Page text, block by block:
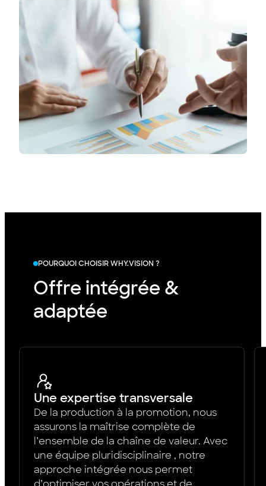
Social Ads (Facebook, Instagram,
LinkedIn, Twitter).
YouTube Ads
Bannières display sur des plateformes
Campagnes d’influence
Affichage publicitaire dans les centres
commerciaux
Affichage urbain (abribus, gares, métros)
Publicité télévisée et radio
Publicité dans les médias
POURQUOI CHOISIR WHY.VISION ?
Offre intégrée &
adaptée
Une expertise transversale
De la production à la promotion, nous
assurons la maîtrise complète de
l’ensemble de la chaîne de valeur. Avec
une équipe pluridisciplinaire , notre
approche intégrée nous permet